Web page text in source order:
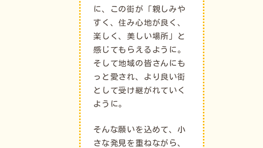
に、この街が「親しみや
すく、住み心地が良く、
楽しく、美しい場所」と
感じてもらえるように。
そして地域の皆さんにも
っと愛され、より良い街
として受け継がれていく
ように。
そんな願いを込めて、小
さな発見を重ねながら、